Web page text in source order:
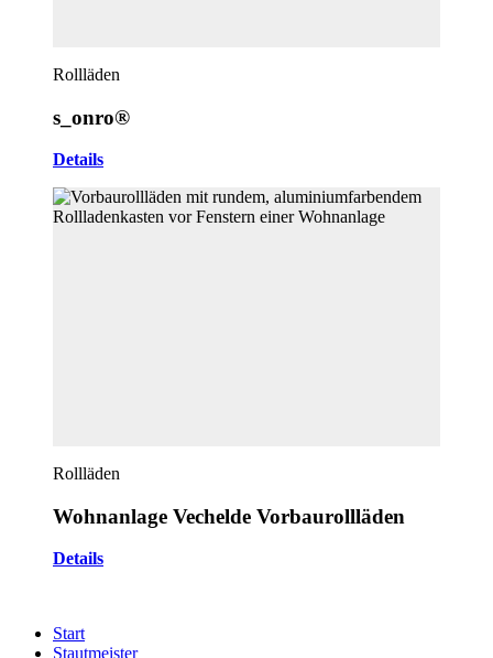
Rollläden
s_onro®
Details
Rollläden
Wohnanlage Vechelde Vorbaurollläden
Details
Start
Stautmeister